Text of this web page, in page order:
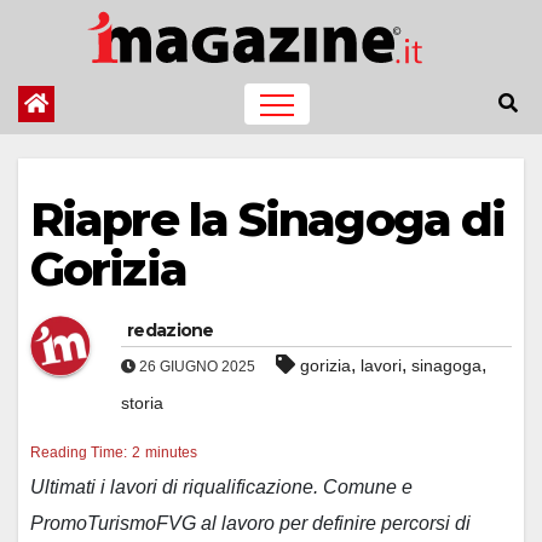
contenuto
Riapre la Sinagoga di
Gorizia
redazione
26 GIUGNO 2025 gorizia, lavori, sinagoga,
storia
Reading Time: 2 minutes
Ultimati i lavori di riqualificazione. Comune e
PromoTurismoFVG al lavoro per definire percorsi di